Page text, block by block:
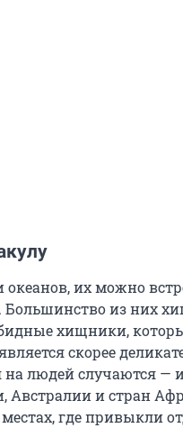
их можно
Большинство из них
хищники,
скорее
людей случаются —
Австралии и стран
где привыкли